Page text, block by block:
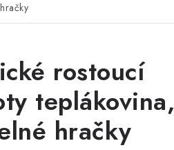
rostoucí
teplákovina,
hračky